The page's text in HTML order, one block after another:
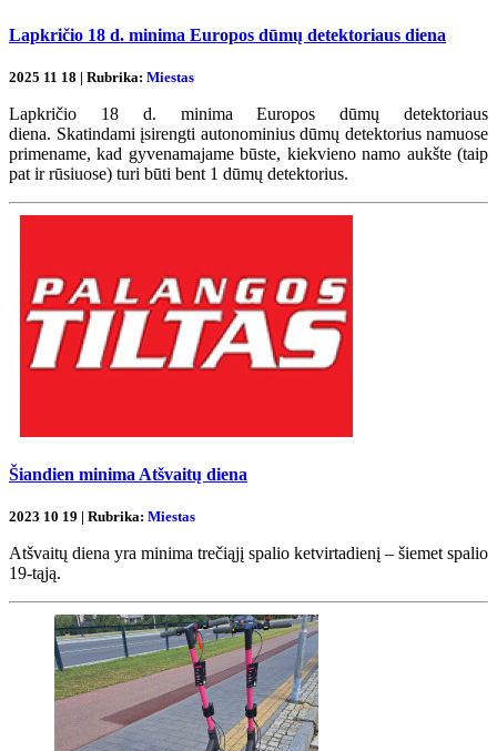
Lapkričio 18 d. minima Europos dūmų detektoriaus diena
2025 11 18 | Rubrika: Miestas
Lapkričio 18 d. minima Europos dūmų detektoriaus
diena. Skatindami įsirengti autonominius dūmų detektorius namuose
primename, kad gyvenamajame būste, kiekvieno namo aukšte (taip
pat ir rūsiuose) turi būti bent 1 dūmų detektorius.
Šiandien minima Atšvaitų diena
2023 10 19 | Rubrika: Miestas
Atšvaitų diena yra minima trečiąjį spalio ketvirtadienį – šiemet spalio
19-tąją.